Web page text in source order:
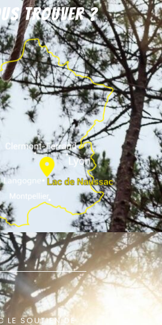
trouver ?
LE SOUTIEN DE